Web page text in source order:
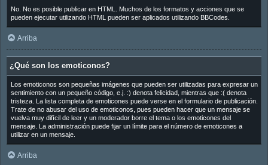
No. No es posible publicar en HTML. Muchos de los formatos y acciones que se
pueden ejecutar utilizando HTML pueden ser aplicados utilizando BBCodes.
Arriba
¿Qué son los emoticonos?
Los emoticonos son pequeñas imágenes que pueden ser utilizadas para expresar un
sentimiento con un pequeño código, e.j. :) denota felicidad, mientras que :( denota
tristeza. La lista completa de emoticones puede verse en el formulario de publicación.
Trate de no abusar del uso de emoticonos, pues pueden hacer que un mensaje se
vuelva muy difícil de leer y un moderador borre el tema o los emoticones del
mensaje. La administración puede fijar un límite para el número de emoticones a
utilizar en un mensaje.
Arriba